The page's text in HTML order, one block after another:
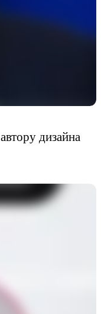
автору дизайна